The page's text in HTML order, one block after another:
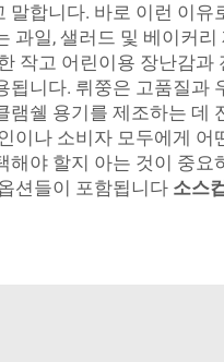
말합니다. 바로 이런 이유
과일, 샐러드 및 베이커리
작고 어린이용 장난감과
됩니다. 뤼쭝은 고품질과
램쉘 용기를 제조하는 데
이나 소비자 모두에게 어
해야 할지 아는 것이 중요
션들이 포함됩니다 소스컵